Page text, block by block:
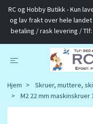
RC og Hobby Butikk - Kun
og lav frakt over hele
betaling / rask levering / Tlf:
Hjem
Skruer, muttere,
M2 22 mm maskinskruer